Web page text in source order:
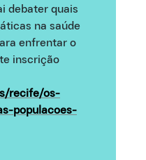
debater quais
na saúde
enfrentar o
inscrição
recife/os-
populacoes-